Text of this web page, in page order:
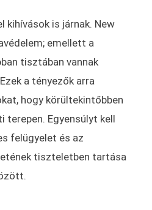
kihívások is járnak. New
emellett a
tisztában vannak
a tényezők arra
hogy körültekintőbben
terepen. Egyensúlyt kell
felügyelet és az
tiszteletben tartása